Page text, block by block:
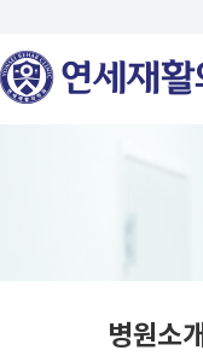
병원소개